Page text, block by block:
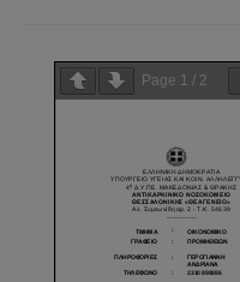
Page 1 / 2